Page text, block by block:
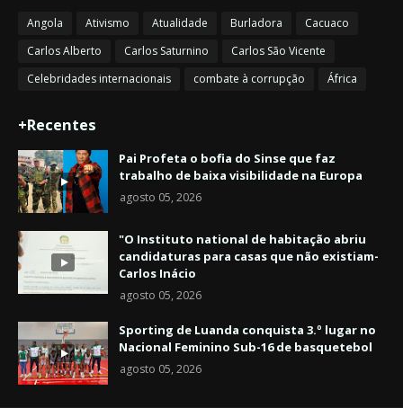
Angola Ativismo Atualidade Burladora
Cacuaco
Carlos Alberto
Carlos Saturnino
Carlos São Vicente
Celebridades internacionais
combate à corrupção África
+Recentes
Pai Profeta o bofia do Sinse que faz
trabalho de baixa visibilidade na Europa
agosto 05, 2026
"O Instituto national de habitação abriu
candidaturas para casas que não existiam-
Carlos Inácio
agosto 05, 2026
Sporting de Luanda conquista 3.º lugar no
Nacional Feminino Sub-16 de basquetebol
agosto 05, 2026